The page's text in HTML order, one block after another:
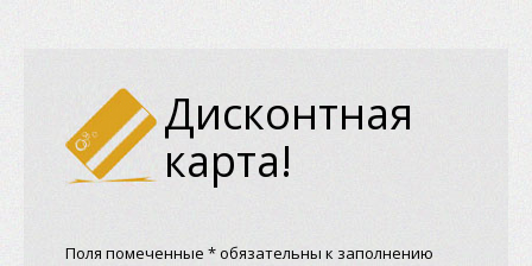
Дисконтная
карта!
Поля помеченные * обязательны к заполнению